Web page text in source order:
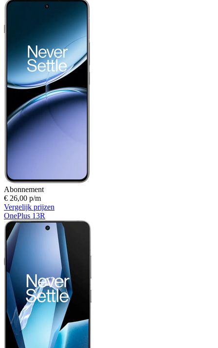
Abonnement
€ 26,00 p/m
Vergelijk prijzen
OnePlus 13R